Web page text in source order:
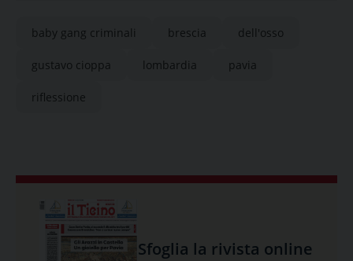
baby gang criminali brescia dell'osso
gustavo cioppa lombardia pavia
riflessione
Sfoglia la rivista online